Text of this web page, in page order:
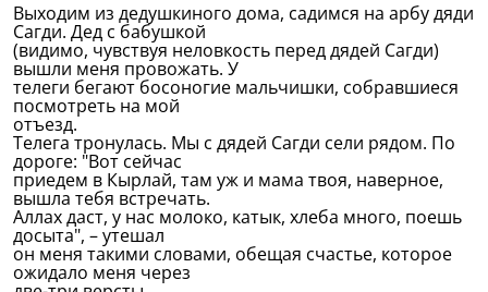
Выходим из дедушкиного дома, садимся на арбу дяди
Сагди. Дед с бабушкой
(видимо, чувствуя неловкость перед дядей Сагди)
вышли меня провожать. У
телеги бегают босоногие мальчишки, собравшиеся
посмотреть на мой
отъезд.
Телега тронулась. Мы с дядей Сагди сели рядом. По
дороге: "Вот сейчас
приедем в Кырлай, там уж и мама твоя, наверное,
вышла тебя встречать.
Аллах даст, у нас молоко, катык, хлеба много, поешь
досыта", – утешал
он меня такими словами, обещая счастье, которое
ожидало меня через